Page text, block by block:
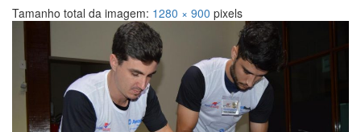
Tamanho total da imagem: 1280 × 900 pixels